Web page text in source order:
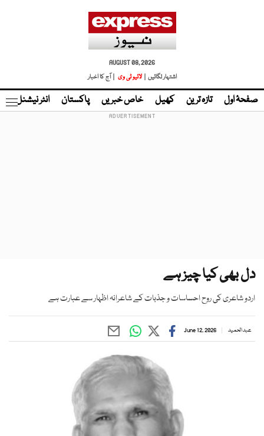
AUGUST 08, 2026
اشتہار لگائیں |
لائیو ٹی وی | آج کا اخبار
صفحۂ اول تازہ ترین کھیل خاص خبریں پاکستان انٹر نیشنل
دل بھی کیا چیز ہے
اردو شاعری کی روح احساسات و جذبات کے شاعرانہ اظہار سے عبارت ہے
عبد الحمید June 12, 2026